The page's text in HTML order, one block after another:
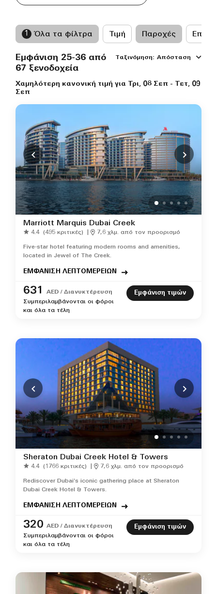
1 Όλα τα φίλτρα Τιμή Παροχές
Εμφάνιση 25-36 από
67 ξενοδοχεία
Ταξινόμηση: Απόσταση
Χαμηλότερη κανονική τιμή για Τρι, 08 Σεπ - Τετ, 09
Σεπ
Marriott Marquis Dubai Creek
4.4 (495 κριτικές) 7,6 χλμ. από τον προορισμό
Five-star hotel featuring modern rooms and amenities,
located in Jewel of The Creek.
ΕΜΦΑΝΙΣΗ ΛΕΠΤΟΜΕΡΕΙΩΝ
631
AED / Διανυκτέρευση
Συμπεριλαμβάνονται οι φόροι
και όλα τα τέλη
Εμφάνιση τιμών
Sheraton Dubai Creek Hotel & Towers
4.4 (1766 κριτικές) 7,6 χλμ. από τον προορισμό
Rediscover Dubai's iconic gathering place at Sheraton
Dubai Creek Hotel & Towers.
ΕΜΦΑΝΙΣΗ ΛΕΠΤΟΜΕΡΕΙΩΝ
320 AED / Διανυκτέρευση
Συμπεριλαμβάνονται οι φόροι
και όλα τα τέλη
Εμφάνιση τιμών